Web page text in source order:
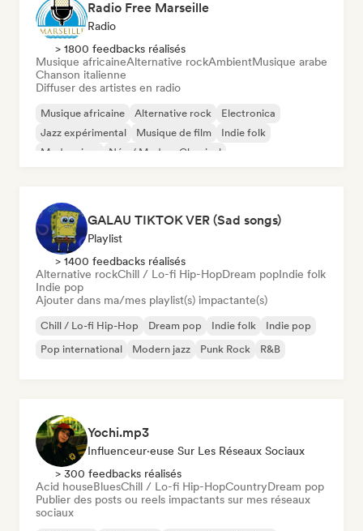
Radio Free Marseille
Radio
> 1800 feedbacks réalisés
Musique africaineAlternative rockAmbientMusique arabe
Chanson italienne
Diffuser des artistes en radio
Musique africaine Alternative rock
Electronica
Jazz expérimental
Musique de film
Indie folk
Modern jazz
Néo / Modern Classical
GALAU TIKTOK VER (Sad songs)
Playlist
> 1400 feedbacks réalisés
Alternative rockChill / Lo-fi Hip-HopDream popIndie folk
Indie pop
Ajouter dans ma/mes playlist(s) impactante(s)
Chill / Lo-fi Hip-Hop Dream pop Indie folk
Indie pop
Pop international
Modern jazz Punk Rock R&B
Yochi.mp3
Influenceur·euse Sur Les Réseaux Sociaux
> 300 feedbacks réalisés
Acid houseBluesChill / Lo-fi Hip-HopCountryDream pop
Publier des posts ou reels impactants sur mes réseaux
sociaux